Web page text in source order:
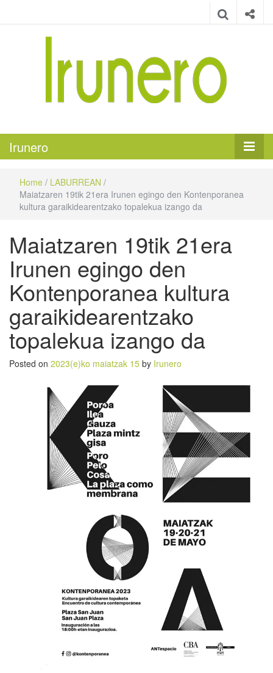
Irunero
Home / LABURREAN /
Maiatzaren 19tik 21era Irunen egingo den Kontenporanea
kultura garaikidearentzako topalekua izango da
Maiatzaren 19tik 21era
Irunen egingo den
Kontenporanea kultura
garaikidearentzako
topalekua izango da
Posted on 2023(e)ko maiatzak 15 by Irunero